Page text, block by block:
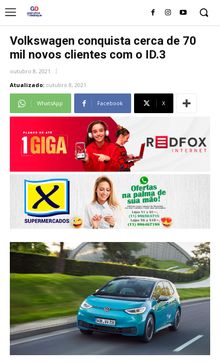
Volkswagen conquista cerca de 70
mil novos clientes com o ID.3
outubro 8, 2021
Atualizado: outubro 8, 2021
WhatsApp Facebook X